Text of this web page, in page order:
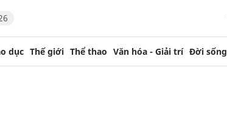
dục Thế giới Thể thao Văn hóa - Giải trí Đời sống